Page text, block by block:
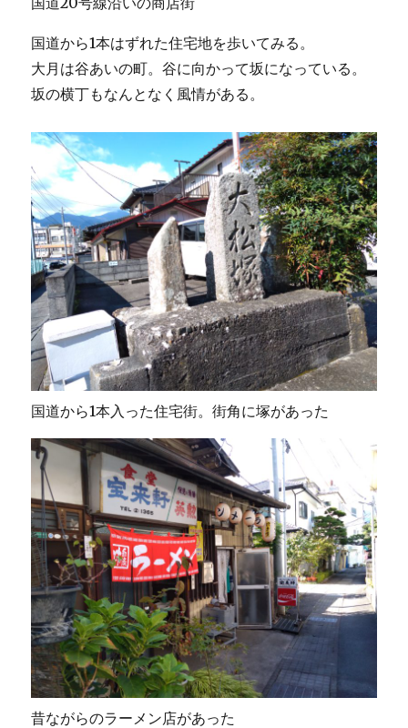
国道から1本はずれた住宅地を歩いてみる。
大月は谷あいの町。谷に向かって坂になっている。
坂の横丁もなんとなく風情がある。
国道から1本入った住宅街。街角に塚があった
昔ながらのラーメン店があった